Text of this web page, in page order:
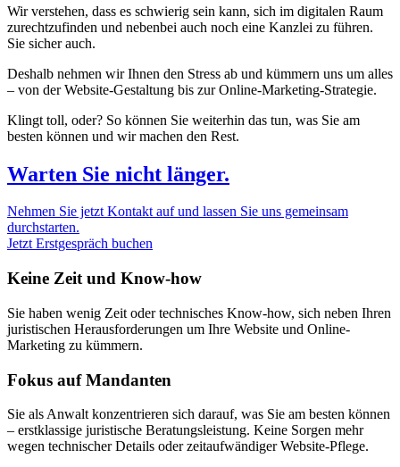
Wir verstehen, dass es schwierig sein kann, sich im digitalen Raum
zurechtzufinden und nebenbei auch noch eine Kanzlei zu führen.
Sie sicher auch.
Deshalb nehmen wir Ihnen den Stress ab und kümmern uns um alles
– von der Website-Gestaltung bis zur Online-Marketing-Strategie.
Klingt toll, oder? So können Sie weiterhin das tun, was Sie am
besten können und wir machen den Rest.
Warten Sie nicht länger.
Nehmen Sie jetzt Kontakt auf und lassen Sie uns gemeinsam
durchstarten.
Jetzt Erstgespräch buchen
Keine Zeit und Know-how
Sie haben wenig Zeit oder technisches Know-how, sich neben Ihren
juristischen Herausforderungen um Ihre Website und Online-
Marketing zu kümmern.
Fokus auf Mandanten
Sie als Anwalt konzentrieren sich darauf, was Sie am besten können
– erstklassige juristische Beratungsleistung. Keine Sorgen mehr
wegen technischer Details oder zeitaufwändiger Website-Pflege.